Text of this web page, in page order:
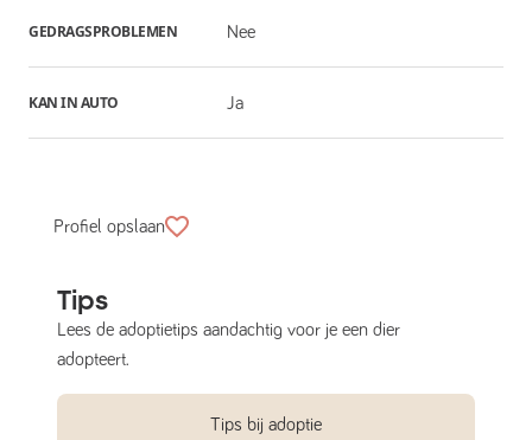
GEDRAGSPROBLEMEN Nee
KAN IN AUTO Ja
Profiel opslaan
Tips
Lees de adoptietips aandachtig voor je een dier
adopteert.
Tips bij adoptie